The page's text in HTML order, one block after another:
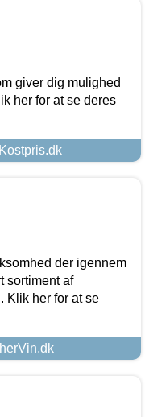
giver dig mulighed
her for at se deres
der igennem
sortiment af
Klik her for at se